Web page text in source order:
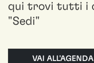
qui trovi tutti i
"Sedi"
VAI ALL'AGENDA